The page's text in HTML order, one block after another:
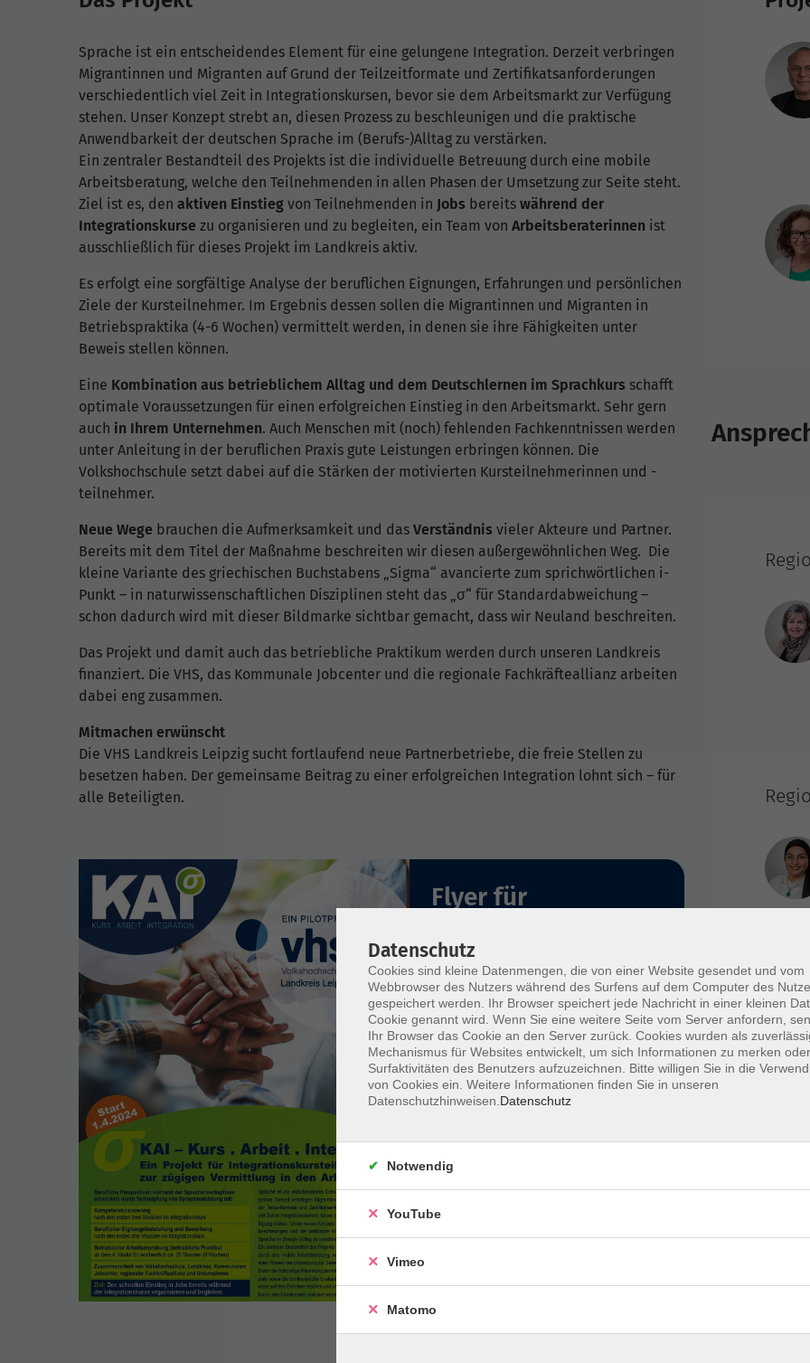
Sprache ist ein entscheidendes Element für eine gelungene Integration. Derzeit verbringen
Migrantinnen und Migranten auf Grund der Teilzeitformate und Zertifikatsanforderungen
verschiedentlich viel Zeit in Integrationskursen, bevor sie dem Arbeitsmarkt zur Verfügung
stehen. Unser Konzept strebt an, diesen Prozess zu beschleunigen und die praktische
Anwendbarkeit der deutschen Sprache im (Berufs-)Alltag zu verstärken.
Ein zentraler Bestandteil des Projekts ist die individuelle Betreuung durch eine mobile
Arbeitsberatung, welche den Teilnehmenden in allen Phasen der Umsetzung zur Seite steht.
Ziel ist es, den aktiven Einstieg von Teilnehmenden in Jobs bereits während der
Integrationskurse zu organisieren und zu begleiten, ein Team von Arbeitsberaterinnen ist
ausschließlich für dieses Projekt im Landkreis aktiv.
Es erfolgt eine sorgfältige Analyse der beruflichen Eignungen, Erfahrungen und persönlichen
Ziele der Kursteilnehmer. Im Ergebnis dessen sollen die Migrantinnen und Migranten in
Betriebspraktika (4-6 Wochen) vermittelt werden, in denen sie ihre Fähigkeiten unter
Beweis stellen können.
Eine Kombination aus betrieblichem Alltag und dem Deutschlernen im Sprachkurs schafft
optimale Voraussetzungen für einen erfolgreichen Einstieg in den Arbeitsmarkt. Sehr gern
auch in Ihrem Unternehmen. Auch Menschen mit (noch) fehlenden Fachkenntnissen werden
unter Anleitung in der beruflichen Praxis gute Leistungen erbringen können. Die
Volkshochschule setzt dabei auf die Stärken der motivierten Kursteilnehmerinnen und -
teilnehmer.
Neue Wege brauchen die Aufmerksamkeit und das Verständnis vieler Akteure und Partner.
Bereits mit dem Titel der Maßnahme beschreiten wir diesen außergewöhnlichen Weg. Die
kleine Variante des griechischen Buchstabens „Sigma“ avancierte zum sprichwörtlichen i-
Punkt – in naturwissenschaftlichen Disziplinen steht das „σ“ für Standardabweichung –
schon dadurch wird mit dieser Bildmarke sichtbar gemacht, dass wir Neuland beschreiten.
Das Projekt und damit auch das betriebliche Praktikum werden durch unseren Landkreis
finanziert. Die VHS, das Kommunale Jobcenter und die regionale Fachkräfteallianz arbeiten
dabei eng zusammen.
Mitmachen erwünscht
Die VHS Landkreis Leipzig sucht fortlaufend neue Partnerbetriebe, die freie Stellen zu
besetzen haben. Der gemeinsame Beitrag zu einer erfolgreichen Integration lohnt sich – für
alle Beteiligten.
Flyer für
Datenschutz
Cookies sind kleine Datenmengen, die von einer Website gesendet und vom
Webbrowser des Nutzers während des Surfens auf dem Computer des
gespeichert werden. Ihr Browser speichert jede Nachricht in einer kleinen
Cookie genannt wird. Wenn Sie eine weitere Seite vom Server anfordern,
Ihr Browser das Cookie an den Server zurück. Cookies wurden als
Mechanismus für Websites entwickelt, um sich Informationen zu merken
Surfaktivitäten des Benutzers aufzuzeichnen. Bitte willigen Sie in die
von Cookies ein. Weitere Informationen finden Sie in unseren
Datenschutzhinweisen. Datenschutz
Notwendig
YouTube
Vimeo
Matomo